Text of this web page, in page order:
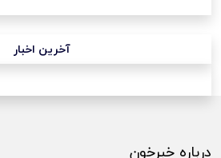
آخرین اخبار
درباره خبرخون